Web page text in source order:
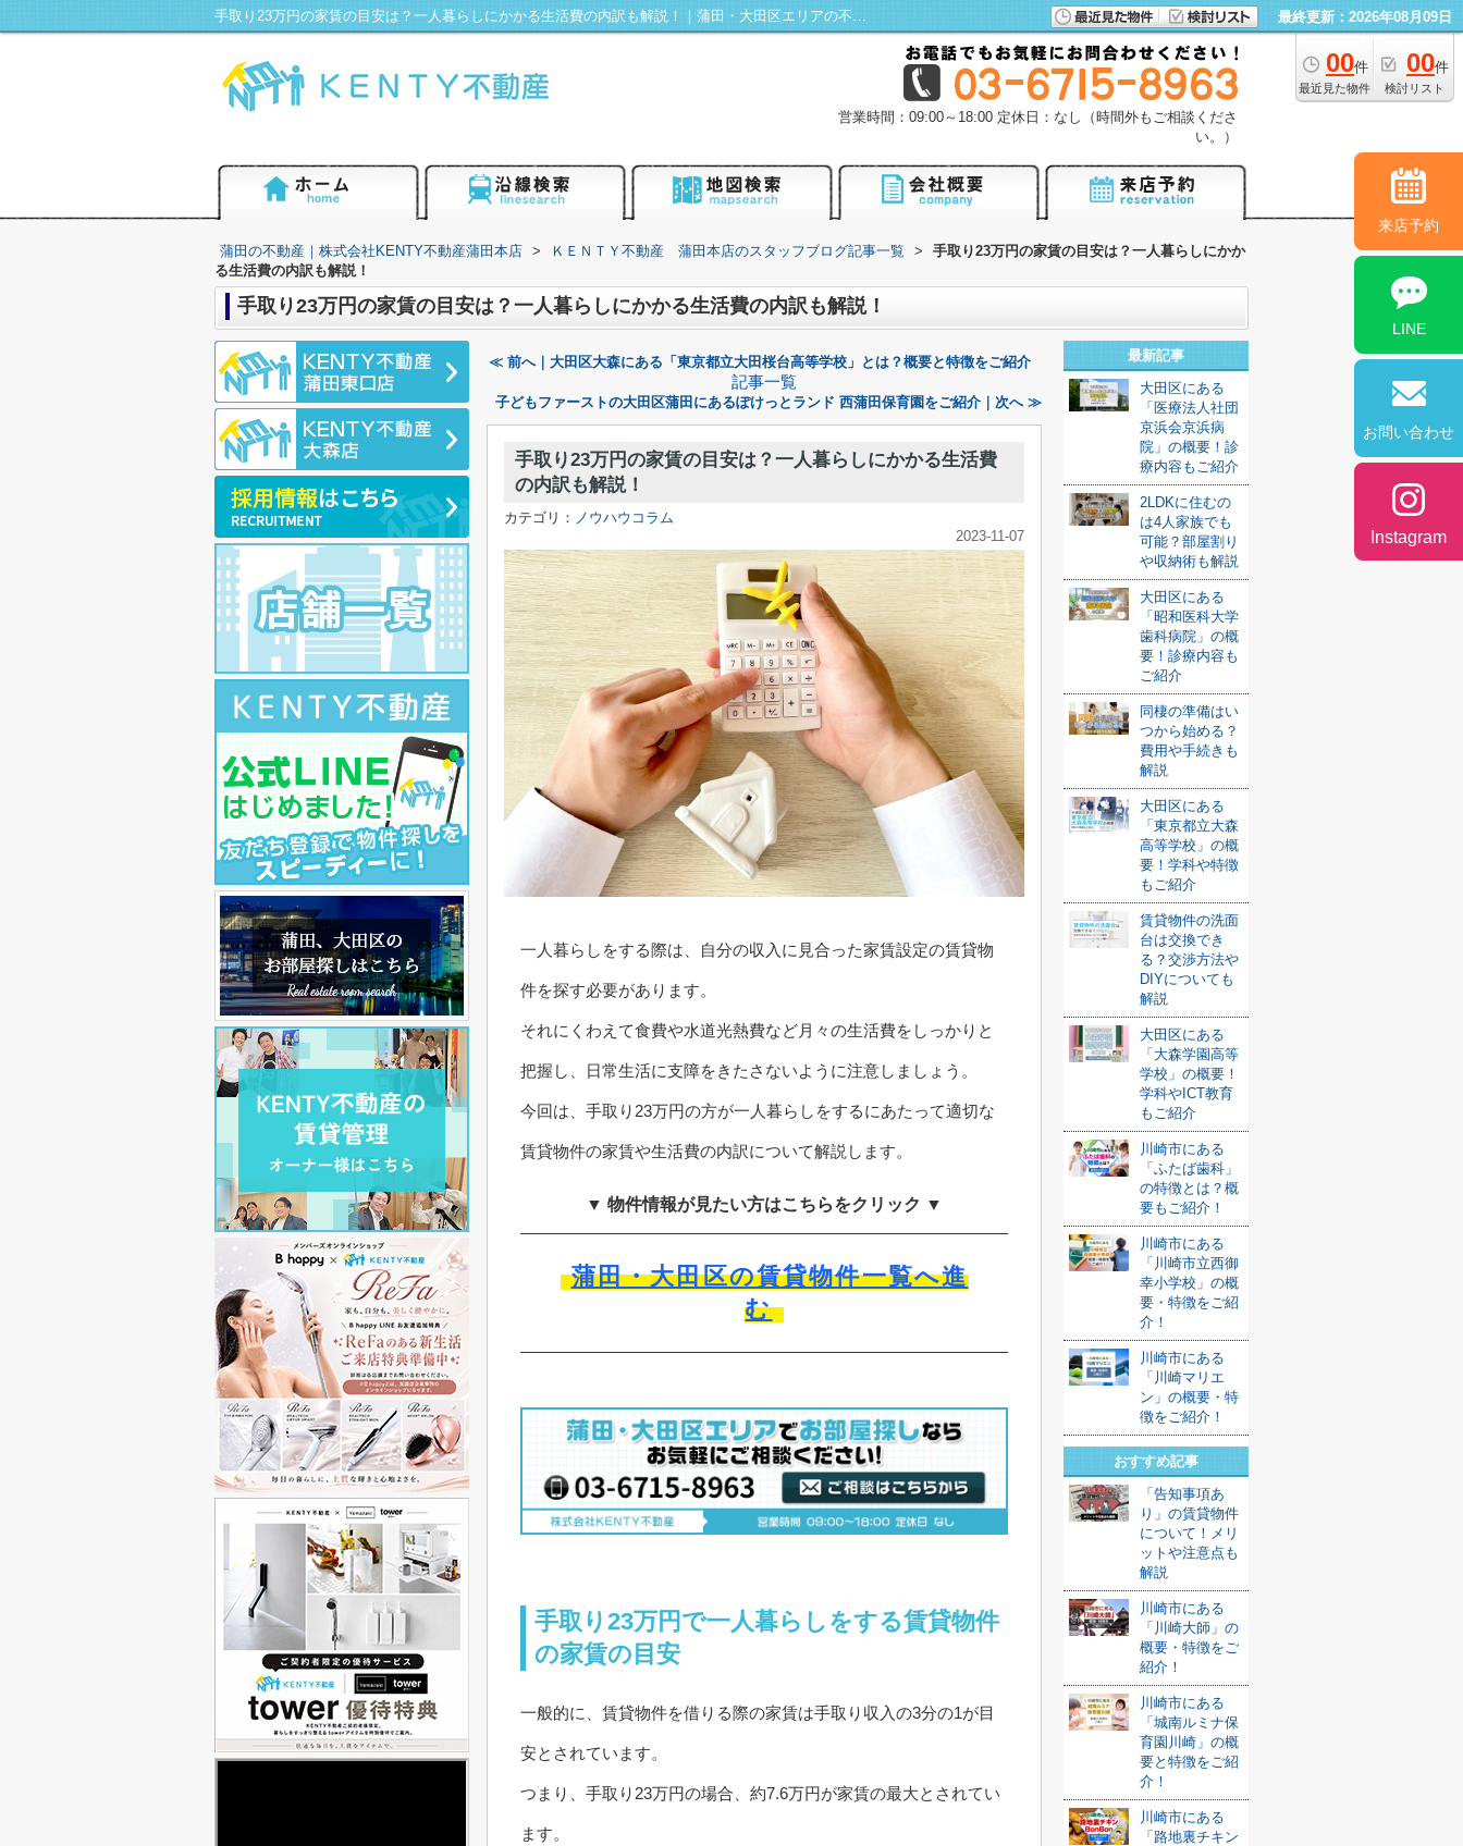
手取り23万円の家賃の目安は？一人暮らしにかかる生活費の内訳も解説！｜蒲田・大田区エリアの不動産は株式会社KENTY不動産蒲田本店にお任せ！ 最終更新：2026年08月09日
00件
最近見た物件
00件
検討リスト
営業時間：09:00～18:00 定休日：なし（時間外もご相談くださ
い。）
蒲田の不動産｜株式会社KENTY不動産蒲田本店 > ＫＥＮＴＹ不動産 蒲田本店のスタッフブログ記事一覧 >
手取り23万円の家賃の目安は？一人暮らしにかか
る生活費の内訳も解説！
手取り23万円の家賃の目安は？一人暮らしにかかる生活費の内訳も解説！
≪ 前へ｜大田区大森にある「東京都立大田桜台高等学校」とは？概要と特徴をご紹介
記事一覧
子どもファーストの大田区蒲田にあるぽけっとランド 西蒲田保育園をご紹介｜次へ ≫
手取り23万円の家賃の目安は？一人暮らしにかかる生活費
の内訳も解説！
カテゴリ： ノウハウコラム
2023-11-07
一人暮らしをする際は、自分の収入に見合った家賃設定の賃貸物
件を探す必要があります。
それにくわえて食費や水道光熱費など月々の生活費をしっかりと
把握し、日常生活に支障をきたさないように注意しましょう。
今回は、手取り23万円の方が一人暮らしをするにあたって適切な
賃貸物件の家賃や生活費の内訳について解説します。
▼ 物件情報が見たい方はこちらをクリック ▼
蒲田・大田区の賃貸物件一覧へ進
む
手取り23万円で一人暮らしをする賃貸物件
の家賃の目安
一般的に、賃貸物件を借りる際の家賃は手取り収入の3分の1が目
安とされています。
つまり、手取り23万円の場合、約7.6万円が家賃の最大とされてい
ます。
最新記事
大田区にある
「医療法人社団
京浜会京浜病
院」の概要！診
療内容もご紹介
2LDKに住むの
は4人家族でも
可能？部屋割り
や収納術も解説
大田区にある
「昭和医科大学
歯科病院」の概
要！診療内容も
ご紹介
同棲の準備はい
つから始める？
費用や手続きも
解説
大田区にある
「東京都立大森
高等学校」の概
要！学科や特徴
もご紹介
賃貸物件の洗面
台は交換でき
る？交渉方法や
DIYについても
解説
大田区にある
「大森学園高等
学校」の概要！
学科やICT教育
もご紹介
川崎市にある
「ふたば歯科」
の特徴とは？概
要もご紹介！
川崎市にある
「川崎市立西御
幸小学校」の概
要・特徴をご紹
介！
川崎市にある
「川崎マリエ
ン」の概要・特
徴をご紹介！
おすすめ記事
「告知事項あ
り」の賃貸物件
について！メリ
ットや注意点も
解説
川崎市にある
「川崎大師」の
概要・特徴をご
紹介！
川崎市にある
「城南ルミナ保
育園川崎」の概
要と特徴をご紹
介！
川崎市にある
「路地裏チキン
来店予約
LINE
お問い合わせ
Instagram